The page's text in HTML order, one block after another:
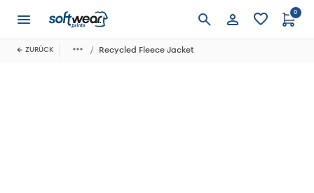
Anmelden
0
ZURÜCK Recycled Fleece Jacket